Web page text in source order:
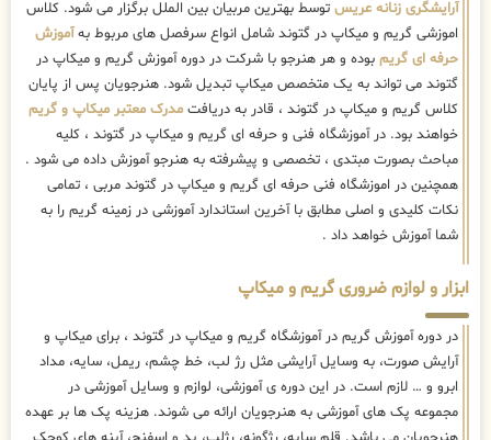
آرایشگری زنانه عریس توسط بهترین مربیان بین الملل برگزار می شود. کلاس
اموزشی گریم و میکاپ در گتوند شامل انواع سرفصل های مربوط بهآموزش
حرفه ای گریم بوده و هر هنرجو با شرکت در دوره آموزش گریم و میکاپ در
گتوند می تواند به یک متخصص میکاپ تبدیل شود. هنرجویان پس از پایان
کلاس گریم و میکاپ در گتوند ، قادر به دریافت مدرک معتبر میکاپ و گریم
خواهند بود. در آموزشگاه فنی و حرفه ای گریم و میکاپ در گتوند ، کلیه
مباحث بصورت مبتدی ، تخصصی و پیشرفته به هنرجو آموزش داده می شود .
همچنین در اموزشگاه فنی حرفه ای گریم و میکاپ در گتوند مربی ، تمامی
نکات کلیدی و اصلی مطابق با آخرین استاندارد آموزشی در زمینه گریم را به
شما آموزش خواهد داد .
ابزار و لوازم ضروری گریم و میکاپ
در دوره آموزش گریم در آموزشگاه گریم و میکاپ در گتوند ، برای میکاپ و
آرایش صورت، به وسایل آرایشی مثل رژ لب، خط چشم، ریمل، سایه، مداد
ابرو و … لازم است. در این دوره ی آموزشی، لوازم و وسایل آموزشی در
مجموعه پک های آموزشی به هنرجویان ارائه می شوند. هزینه پک ها بر عهده